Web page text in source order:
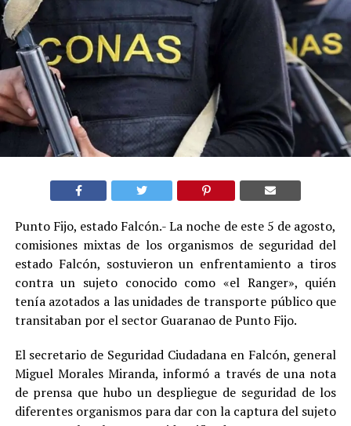
Punto Fijo, estado Falcón.- La noche de este 5 de agosto,
comisiones mixtas de los organismos de seguridad del
estado Falcón, sostuvieron un enfrentamiento a tiros
contra un sujeto conocido como «el Ranger», quién
tenía azotados a las unidades de transporte público que
transitaban por el sector Guaranao de Punto Fijo.
El secretario de Seguridad Ciudadana en Falcón, general
Miguel Morales Miranda, informó a través de una nota
de prensa que hubo un despliegue de seguridad de los
diferentes organismos para dar con la captura del sujeto